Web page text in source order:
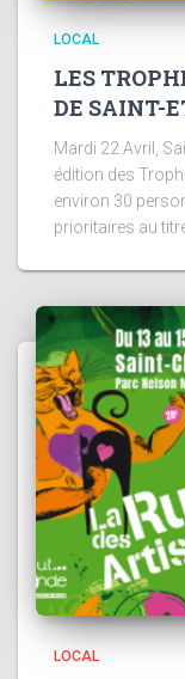
LOCAL
LES
DE SAINT-
Mardi 22 Avril,
édition des
environ 30
prioritaires au
LOCAL